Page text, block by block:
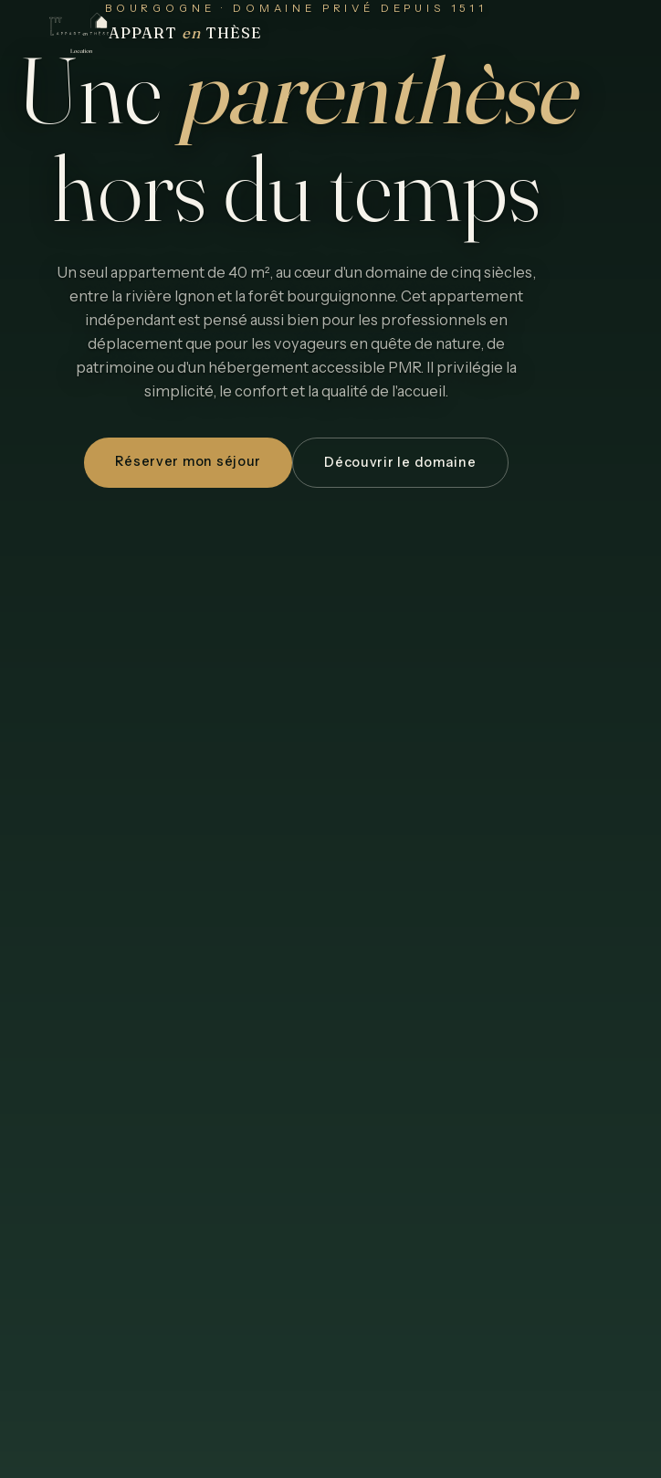
APPART en THÈSE
BOURGOGNE · DOMAINE PRIVÉ DEPUIS 1511
Une parenthèse
horsdutemps
Un seul appartement de 40 m², au cœur d'un domaine de cinq siècles,
entre la rivière Ignon et la forêt bourguignonne. Cet appartement
indépendant est pensé aussi bien pour les professionnels en
déplacement que pour les voyageurs en quête de nature, de
patrimoine ou d'un hébergement accessible PMR. Il privilégie la
simplicité, le confort et la qualité de l'accueil.
Réserver mon séjour Découvrir le domaine